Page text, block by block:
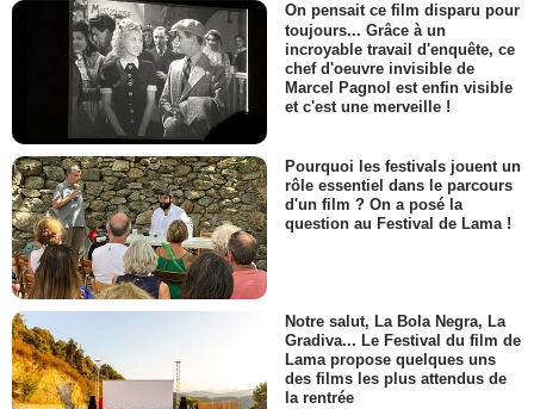
On pensait ce film disparu pour
toujours... Grâce à un
incroyable travail d'enquête, ce
chef d'oeuvre invisible de
Marcel Pagnol est enfin visible
et c'est une merveille !
Pourquoi les festivals jouent un
rôle essentiel dans le parcours
d'un film ? On a posé la
question au Festival de Lama !
Notre salut, La Bola Negra, La
Gradiva... Le Festival du film de
Lama propose quelques uns
des films les plus attendus de
la rentrée